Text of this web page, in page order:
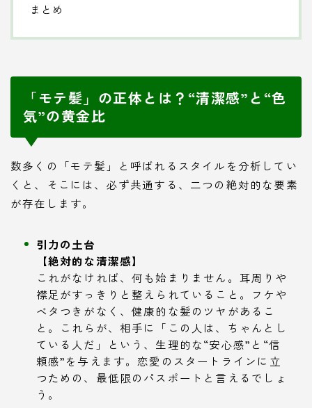
まとめ
「モテ髪」の正体とは？“清潔感”と“色
気”の黄金比
数多くの「モテ髪」と呼ばれるスタイルを分析してい
くと、そこには、必ず共通する、二つの絶対的な要素
が存在します。
引力の土台
【絶対的な清潔感】
これがなければ、何も始まりません。耳周りや
襟足がすっきりと整えられていること。フケや
ベタつきがなく、健康的な髪のツヤがあるこ
と。これらが、相手に「この人は、ちゃんとし
ている人だ」という、生理的な“安心感”と“信
頼感”を与えます。恋愛のスタートラインに立
つための、最低限のパスポートと言えるでしょ
う。